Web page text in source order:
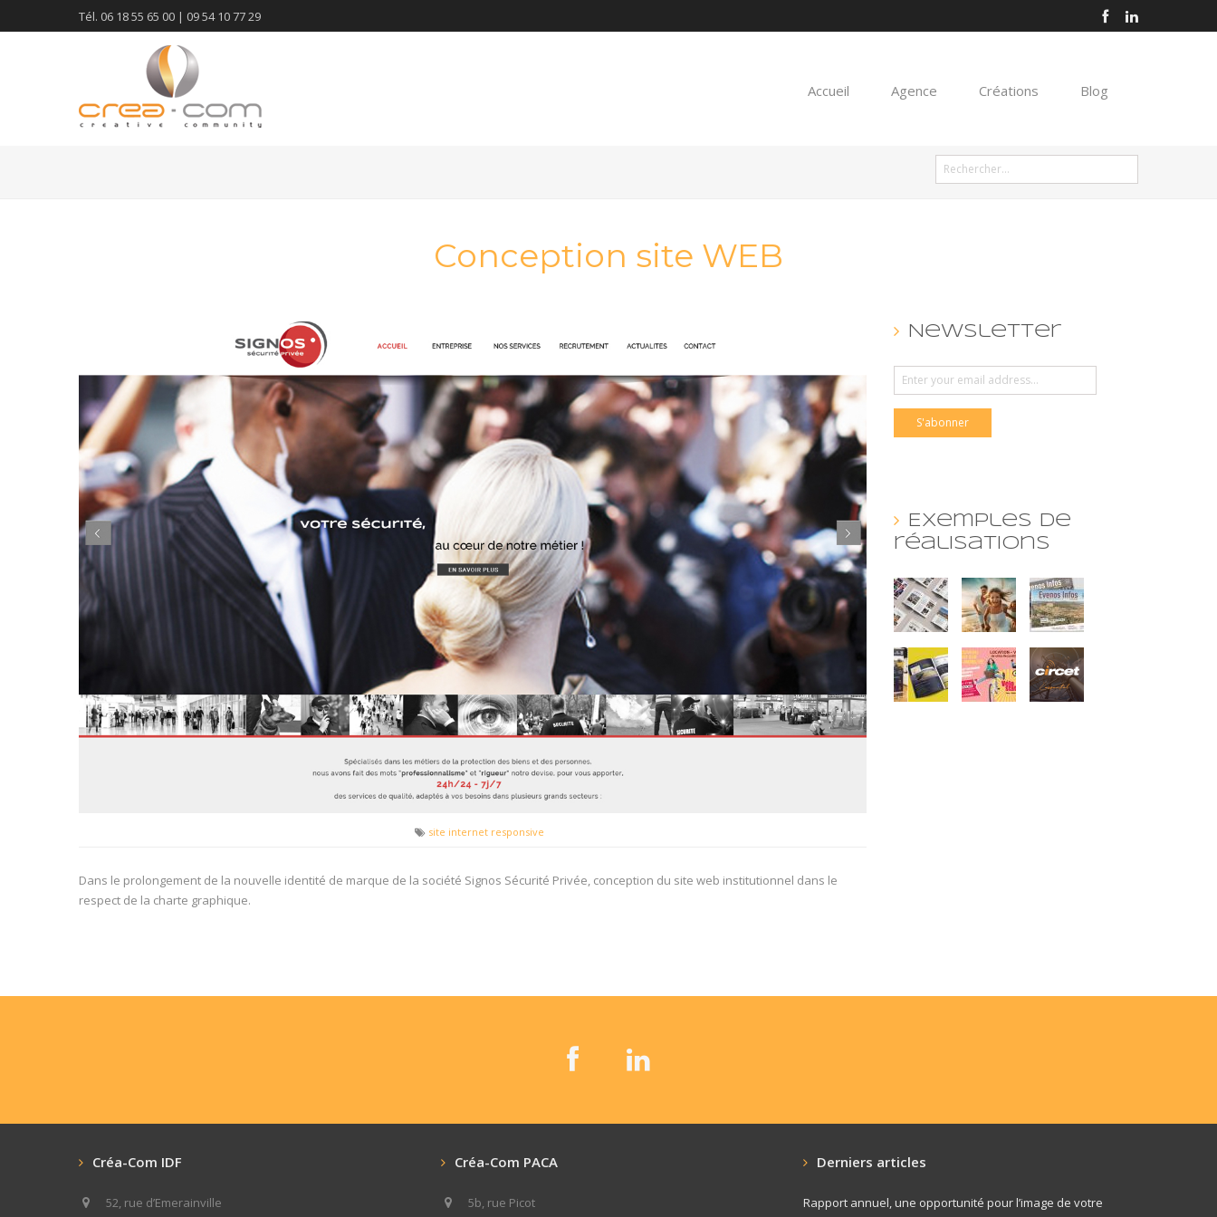
Tél. 06 18 55 65 00 | 09 54 10 77 29
Accueil Agence Créations Blog
Conception site WEB
site internet responsive
Dans le prolongement de la nouvelle identité de marque de la société Signos Sécurité Privée, conception du site web institutionnel dans le
respect de la charte graphique.
Newsletter
Exemples de
réalisations
Créa-Com IDF
52, rue d’Emerainville
Créa-Com PACA
5b, rue Picot
Derniers articles
Rapport annuel, une opportunité pour l’image de votre